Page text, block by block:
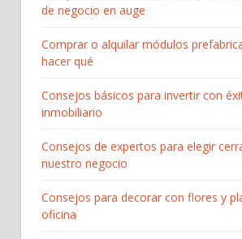
de negocio en auge
Comprar o alquilar módulos
hacer qué
Consejos básicos para invertir con
inmobiliario
Consejos de expertos para elegir
nuestro negocio
Consejos para decorar con flores y
oficina